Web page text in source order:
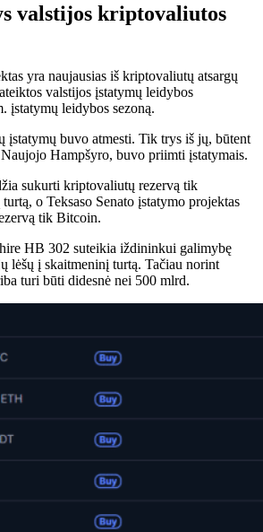
valstijos kriptovaliutos
yra naujausias iš kriptovaliutų atsargų
valstijos įstatymų leidybos
įstatymų leidybos sezoną.
įstatymų buvo atmesti. Tik trys iš jų, būtent
Hampšyro, buvo priimti įstatymais.
sukurti kriptovaliutų rezervą tik
o Teksaso Senato įstatymo projektas
tik Bitcoin.
HB 302 suteikia iždininkui galimybę
lėšų į skaitmeninį turtą. Tačiau norint
turi būti didesnė nei 500 mlrd.